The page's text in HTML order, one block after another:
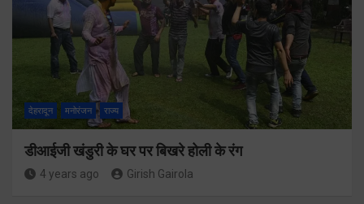
देहरादून मनोरंजन राज्य
डीआईजी खंडुरी के घर पर बिखरे होली के रंग
4 years ago Girish Gairola